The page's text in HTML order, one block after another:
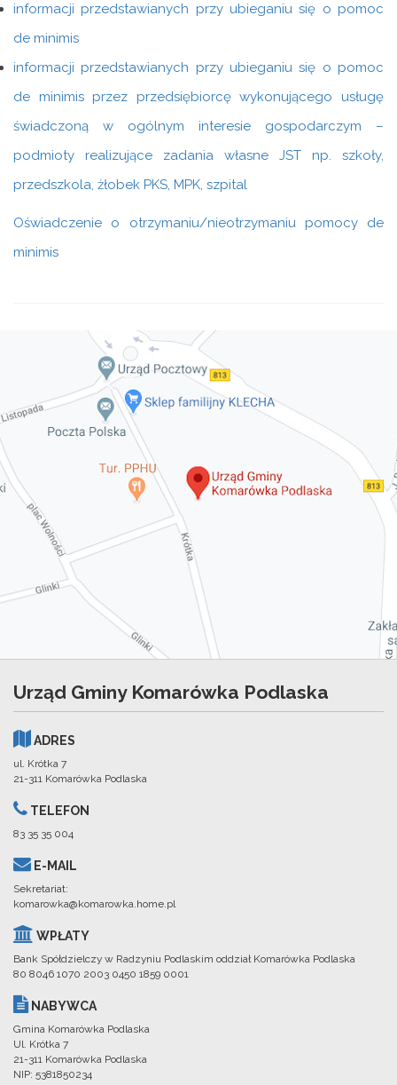
informacji przedstawianych przy ubieganiu się o pomoc
de minimis
informacji przedstawianych przy ubieganiu się o pomoc
de minimis przez przedsiębiorcę wykonującego usługę
świadczoną w ogólnym interesie gospodarczym –
podmioty realizujące zadania własne JST np. szkoły,
przedszkola, żłobek PKS, MPK, szpital
Oświadczenie o otrzymaniu/nieotrzymaniu pomocy de
minimis
Urząd Gminy Komarówka Podlaska
ADRES
ul. Krótka 7
21-311 Komarówka Podlaska
TELEFON
83 35 35 004
E-MAIL
Sekretariat:
komarowka@komarowka.home.pl
WPŁATY
Bank Spółdzielczy w Radzyniu Podlaskim oddział Komarówka Podlaska
80 8046 1070 2003 0450 1859 0001
NABYWCA
Gmina Komarówka Podlaska
Ul. Krótka 7
21-311 Komarówka Podlaska
NIP: 5381850234